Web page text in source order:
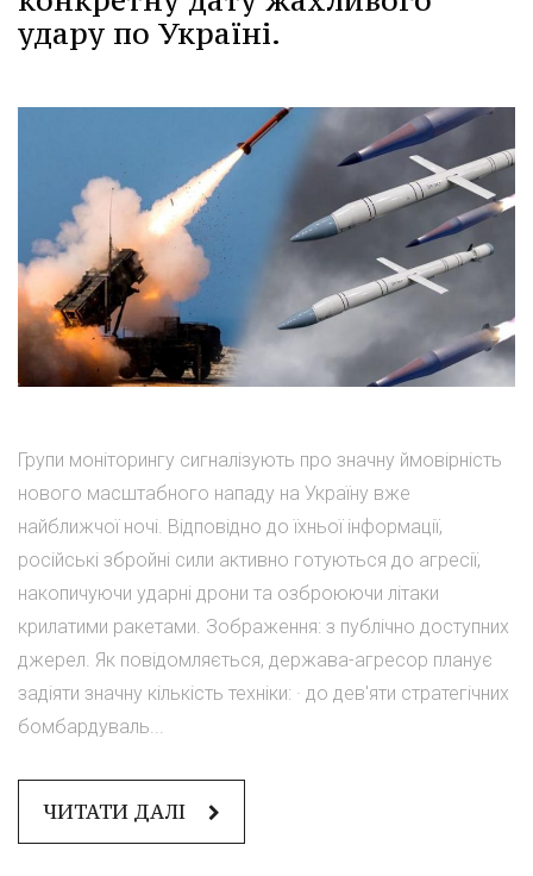
удару по Україні.
Групи моніторингу сигналізують про значну ймовірність
нового масштабного нападу на Україну вже
найближчої ночі. Відповідно до їхньої інформації,
російські збройні сили активно готуються до агресії,
накопичуючи ударні дрони та озброюючи літаки
крилатими ракетами. Зображення: з публічно доступних
джерел. Як повідомляється, держава-агресор планує
задіяти значну кількість техніки: · до дев'яти стратегічних
бомбардуваль...
ЧИТАТИ ДАЛІ